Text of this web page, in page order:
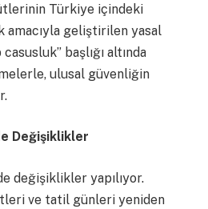
Türkiye içindeki
amacıyla geliştirilen yasal
başlığı altında
ulusal güvenliğin
Değişiklikler
değişiklikler yapılıyor.
ve tatil günleri yeniden